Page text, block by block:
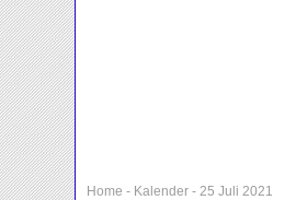
Home - Kalender - 25 Juli 2021